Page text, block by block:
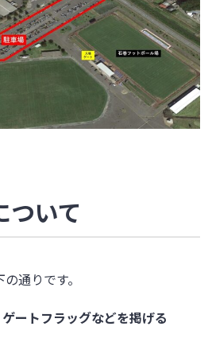
ついて
通りです。
ゲートフラッグなどを掲げる